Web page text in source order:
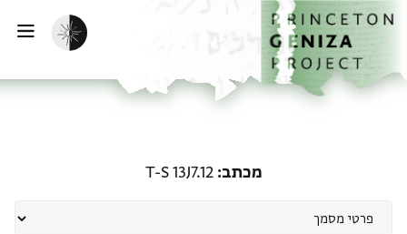
לתוכןהבית
הפעלת מצב כהה
מכתב T-S 13J7.12